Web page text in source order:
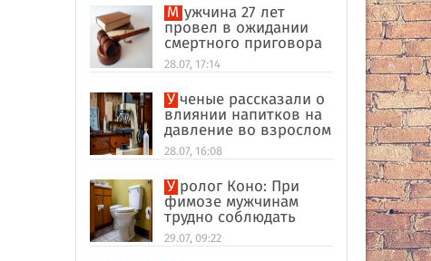
Мужчина 27 лет
провел в ожидании
смертного приговора
из-за поддельных
улик в США
28.07, 17:14
Ученые рассказали о
влиянии напитков на
давление во взрослом
возрасте
28.07, 16:08
Уролог Коно: При
фимозе мужчинам
трудно соблюдать
интимную гигиену
29.07, 09:22